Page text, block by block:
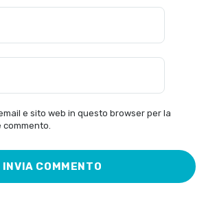
e sito web in questo browser per la
commento.